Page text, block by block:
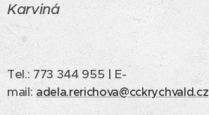
Karviná
Tel.: 773 344 955 | E-
mail: adela.rerichova@cckrychvald.cz